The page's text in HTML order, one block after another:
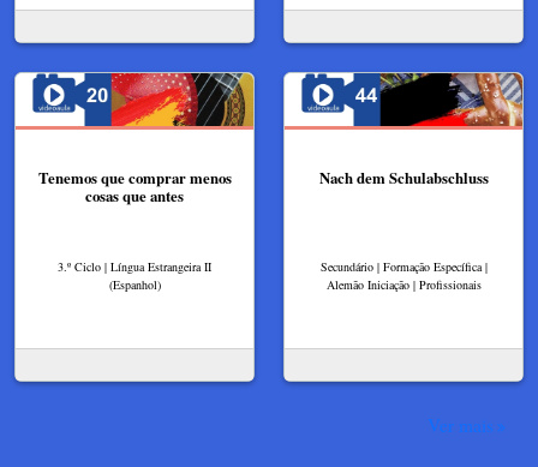
Tenemos que comprar menos
cosas que antes
3.º Ciclo | Língua Estrangeira II
(Espanhol)
Nach dem Schulabschluss
Secundário | Formação Específica |
Alemão Iniciação | Profissionais
Ver mais